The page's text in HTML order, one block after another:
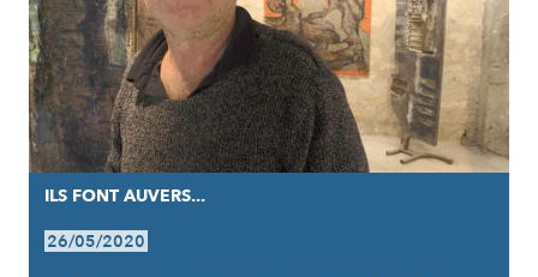
ILS FONT AUVERS...
26/05/2020